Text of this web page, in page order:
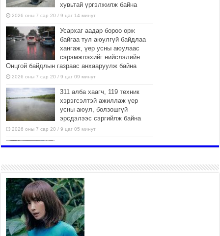
хувьтай үргэлжилж байна
2026 оны 7 сар 20 / 9 цаг 14 минут
Усархаг аадар бороо орж
байгаа тул аюулгүй байдлаа
хангаж, үер усны аюулаас
сэрэмжлэхийг нийслэлийн
Онцгой байдлын газраас анхааруулж байна
2026 оны 7 сар 20 / 9 цаг 09 минут
311 алба хаагч, 119 техник
хэрэгсэлтэй ажиллаж үер
усны аюул, болзошгүй
эрсдэлээс сэргийлж байна
2026 оны 7 сар 20 / 9 цаг 05 минут
Аяллаа зөв төлөвлөхийг
2026 оны 7 сар 16 / 11 цаг 50 минут
Үер усны болзошгүй аюулаас
сэргийлж, холбогдох
байгууллагууд өндөржүүлсэн
бэлэн байдалд ажиллаж байна
2026 оны 7 сар 15 / 13 цаг 06 минут